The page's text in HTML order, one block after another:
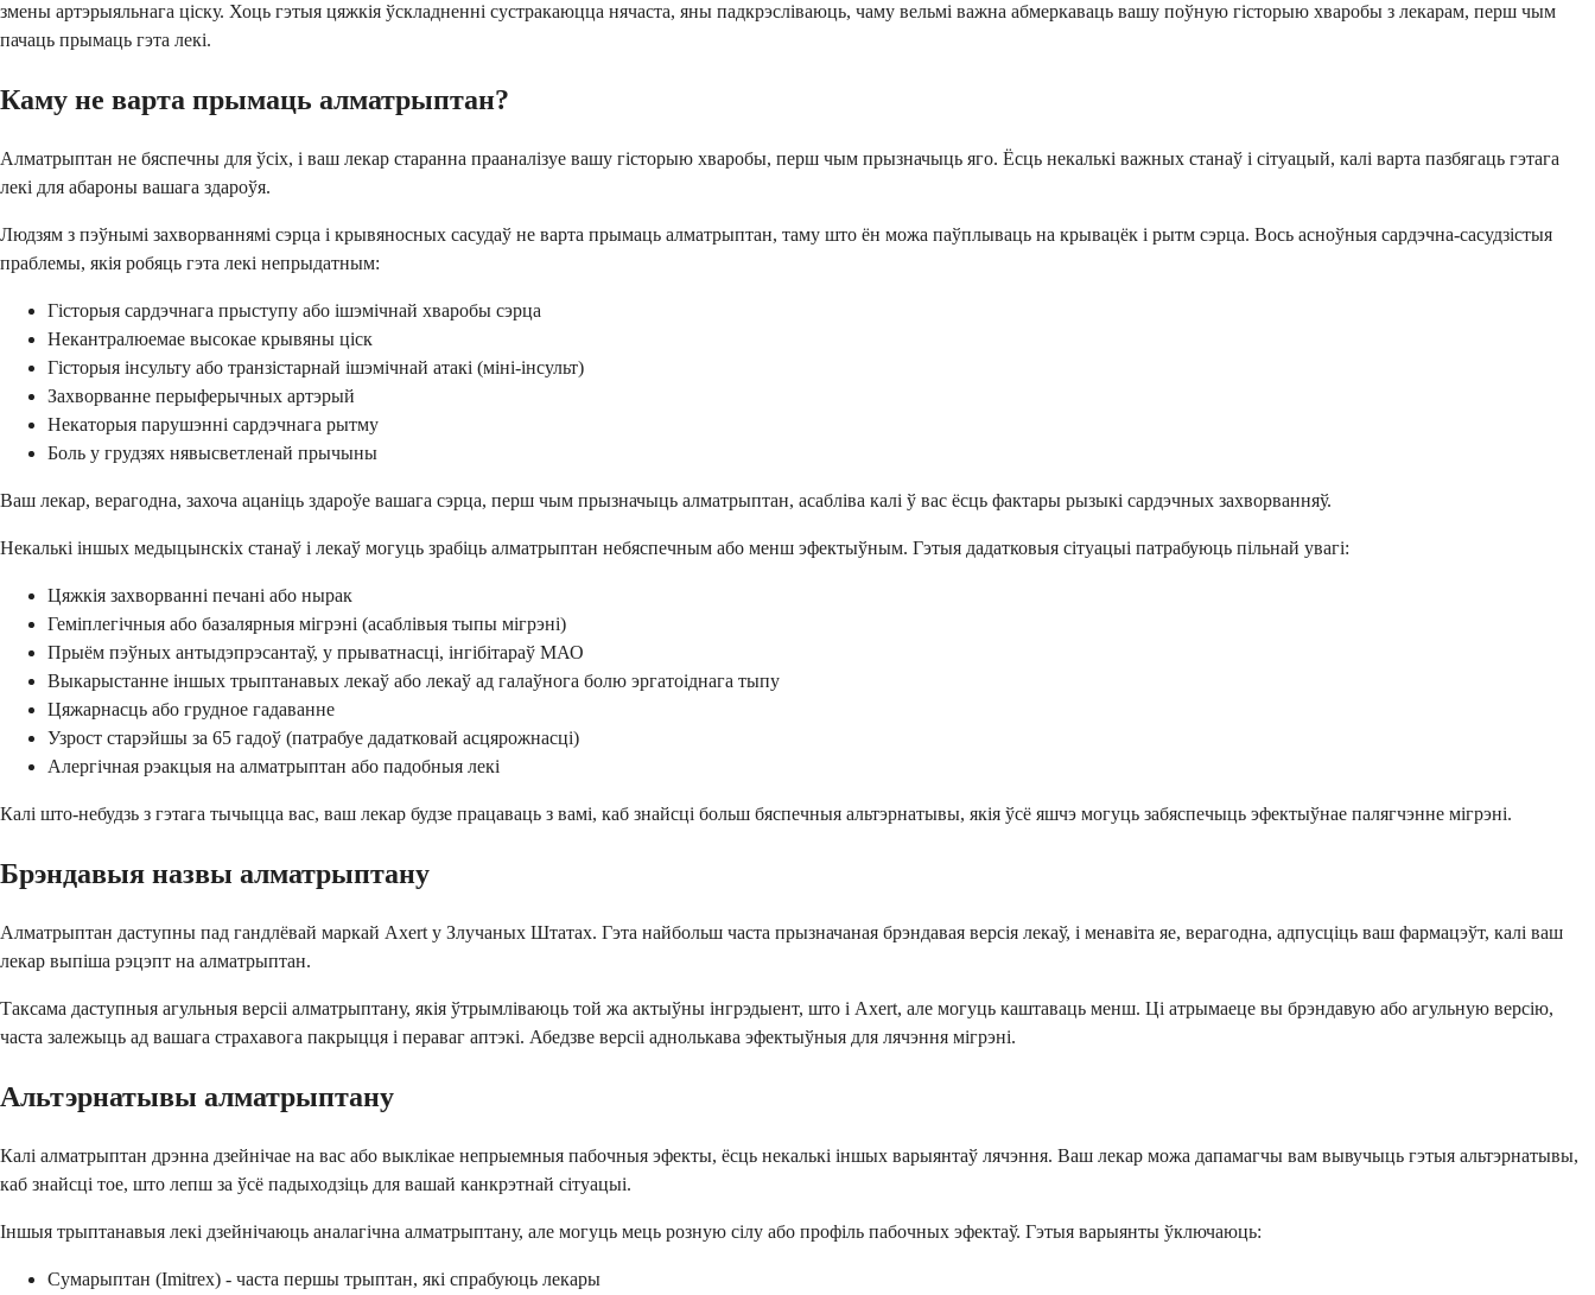
змены артэрыяльнага ціску. Хоць гэтыя цяжкія ўскладненні сустракаюцца нячаста, яны падкрэсліваюць, чаму вельмі важна абмеркаваць вашу поўную гісторыю хваробы з лекарам, перш чым
пачаць прымаць гэта лекі.
Каму не варта прымаць алматрыптан?
Алматрыптан не бяспечны для ўсіх, і ваш лекар старанна прааналізуе вашу гісторыю хваробы, перш чым прызначыць яго. Ёсць некалькі важных станаў і сітуацый, калі варта пазбягаць гэтага
лекі для абароны вашага здароўя.
Людзям з пэўнымі захворваннямі сэрца і крывяносных сасудаў не варта прымаць алматрыптан, таму што ён можа паўплываць на крывацёк і рытм сэрца. Вось асноўныя сардэчна-сасудзістыя
праблемы, якія робяць гэта лекі непрыдатным:
Гісторыя сардэчнага прыступу або ішэмічнай хваробы сэрца
Некантралюемае высокае крывяны ціск
Гісторыя інсульту або транзістарнай ішэмічнай атакі (міні-інсульт)
Захворванне перыферычных артэрый
Некаторыя парушэнні сардэчнага рытму
Боль у грудзях нявысветленай прычыны
Ваш лекар, верагодна, захоча ацаніць здароўе вашага сэрца, перш чым прызначыць алматрыптан, асабліва калі ў вас ёсць фактары рызыкі сардэчных захворванняў.
Некалькі іншых медыцынскіх станаў і лекаў могуць зрабіць алматрыптан небяспечным або менш эфектыўным. Гэтыя дадатковыя сітуацыі патрабуюць пільнай увагі:
Цяжкія захворванні печані або нырак
Геміплегічныя або базалярныя мігрэні (асаблівыя тыпы мігрэні)
Прыём пэўных антыдэпрэсантаў, у прыватнасці, інгібітараў МАО
Выкарыстанне іншых трыптанавых лекаў або лекаў ад галаўнога болю эргатоіднага тыпу
Цяжарнасць або грудное гадаванне
Узрост старэйшы за 65 гадоў (патрабуе дадатковай асцярожнасці)
Алергічная рэакцыя на алматрыптан або падобныя лекі
Калі што-небудзь з гэтага тычыцца вас, ваш лекар будзе працаваць з вамі, каб знайсці больш бяспечныя альтэрнатывы, якія ўсё яшчэ могуць забяспечыць эфектыўнае палягчэнне мігрэні.
Брэндавыя назвы алматрыптану
Алматрыптан даступны пад гандлёвай маркай Axert у Злучаных Штатах. Гэта найбольш часта прызначаная брэндавая версія лекаў, і менавіта яе, верагодна, адпусціць ваш фармацэўт, калі ваш
лекар выпіша рэцэпт на алматрыптан.
Таксама даступныя агульныя версіі алматрыптану, якія ўтрымліваюць той жа актыўны інгрэдыент, што і Axert, але могуць каштаваць менш. Ці атрымаеце вы брэндавую або агульную версію,
часта залежыць ад вашага страхавога пакрыцця і пераваг аптэкі. Абедзве версіі аднолькава эфектыўныя для лячэння мігрэні.
Альтэрнатывы алматрыптану
Калі алматрыптан дрэнна дзейнічае на вас або выклікае непрыемныя пабочныя эфекты, ёсць некалькі іншых варыянтаў лячэння. Ваш лекар можа дапамагчы вам вывучыць гэтыя альтэрнатывы,
каб знайсці тое, што лепш за ўсё падыходзіць для вашай канкрэтнай сітуацыі.
Іншыя трыптанавыя лекі дзейнічаюць аналагічна алматрыптану, але могуць мець розную сілу або профіль пабочных эфектаў. Гэтыя варыянты ўключаюць:
Сумарыптан (Imitrex) - часта першы трыптан, які спрабуюць лекары